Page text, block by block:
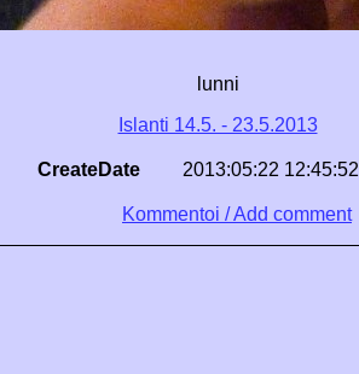
lunni
Islanti 14.5. - 23.5.2013
CreateDate 2013:05:22 12:45:52
Kommentoi / Add comment